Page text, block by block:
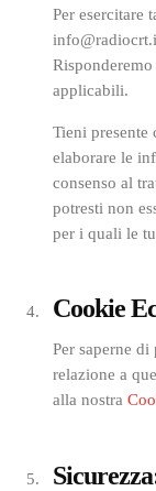
Per esercitare
applicabili.
Tieni presente
elaborare le
consenso al
potresti non
per i quali le
Cookie
Per saperne
relazione a
alla nostra